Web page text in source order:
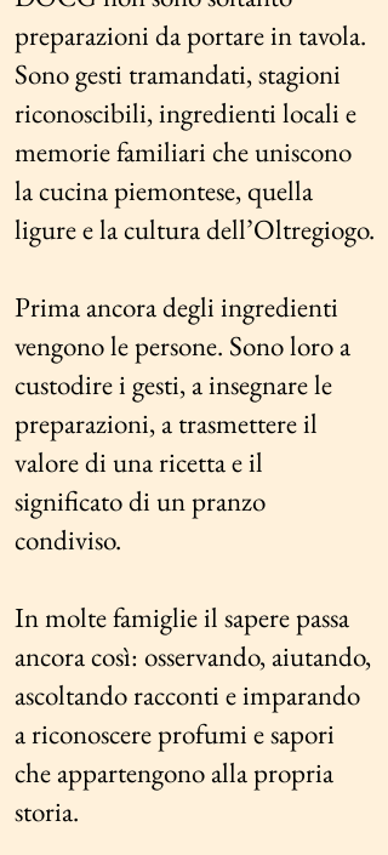
preparazioni da portare in tavola.
Sono gesti tramandati, stagioni
riconoscibili, ingredienti locali e
memorie familiari che uniscono
la cucina piemontese, quella
ligure e la cultura dell’Oltregiogo.
Prima ancora degli ingredienti
vengono le persone. Sono loro a
custodire i gesti, a insegnare le
preparazioni, a trasmettere il
valore di una ricetta e il
significato di un pranzo
condiviso.
In molte famiglie il sapere passa
ancora così: osservando, aiutando,
ascoltando racconti e imparando
a riconoscere profumi e sapori
che appartengono alla propria
storia.